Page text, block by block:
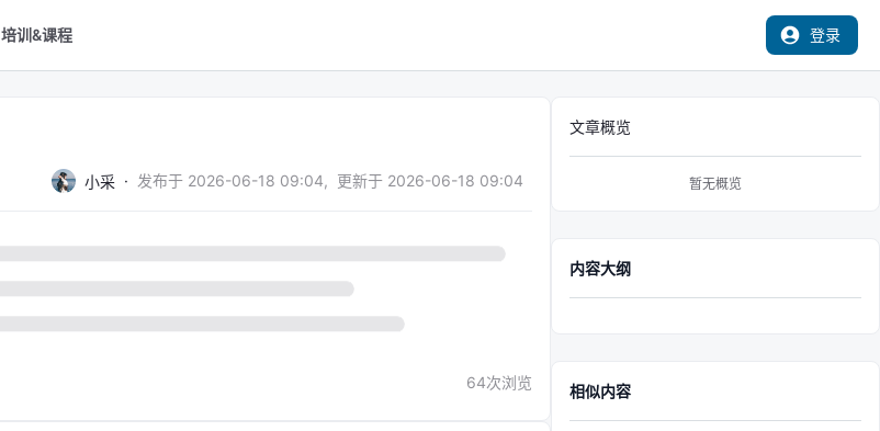
培训&课程 登录
小采 · 发布于 2026-06-18 09:04, 更新于 2026-06-18 09:04
64次浏览
文章概览
暂无概览
内容大纲
相似内容